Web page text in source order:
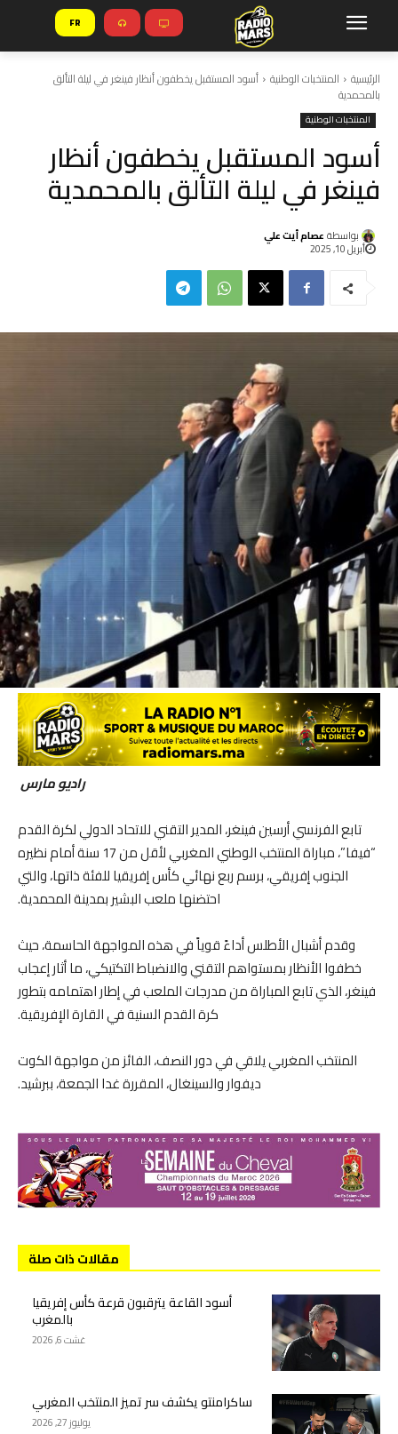
FR
الرئيسية المنتخبات الوطنية أسود المستقبل يخطفون أنظار فينغر في ليلة التألق
بالمحمدية
المنتخبات الوطنية
أسود المستقبل يخطفون أنظار
فينغر في ليلة التألق بالمحمدية
بواسطة عصام أيت علي
أبريل 10, 2025
راديو مارس
تابع الفرنسي أرسين فينغر، المدير التقني للاتحاد الدولي لكرة القدم
“فيفا”، مباراة المنتخب الوطني المغربي لأقل من 17 سنة أمام نظيره
الجنوب إفريقي، برسم ربع نهائي كأس إفريقيا للفئة ذاتها، والتي
احتضنها ملعب البشير بمدينة المحمدية.
وقدم أشبال الأطلس أداءً قوياً في هذه المواجهة الحاسمة، حيث
خطفوا الأنظار بمستواهم التقني والانضباط التكتيكي، ما أثار إعجاب
فينغر، الذي تابع المباراة من مدرجات الملعب في إطار اهتمامه بتطور
كرة القدم السنية في القارة الإفريقية.
المنتخب المغربي يلاقي في دور النصف، الفائز من مواجهة الكوت
ديفوار والسينغال، المقررة غدا الجمعة، ببرشيد.
مقالات ذات صلة
أسود القاعة يترقبون قرعة كأس إفريقيا
بالمغرب
غشت 6, 2026
ساكرامنتو يكشف سر تميز المنتخب المغربي
يوليوز 27, 2026